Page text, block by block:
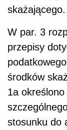
skażającego.
W par. 3
przepisy
środków
1a
stosunku do